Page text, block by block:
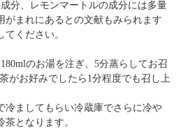
分、レモンマートルの成分には多量
がまれにあるとの文献もみられます
ください。
のお湯を注ぎ、5分蒸らしてお召
がお好みでしたら1分程度でも召し上
冷ましてもらい冷蔵庫でさらに冷や
となります。